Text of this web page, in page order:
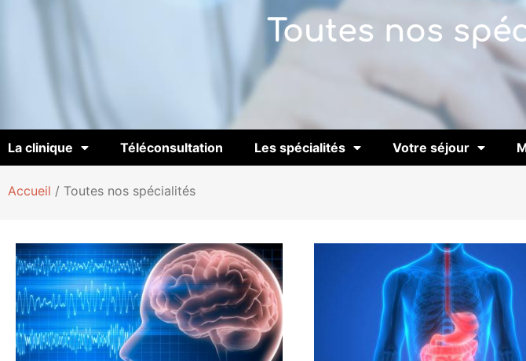
Toutes nos
La clinique Téléconsultation Les spécialités Votre séjour
Accueil / Toutes nos spécialités